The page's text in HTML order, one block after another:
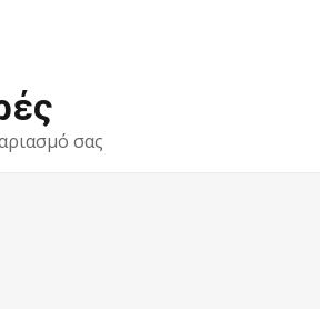
σας